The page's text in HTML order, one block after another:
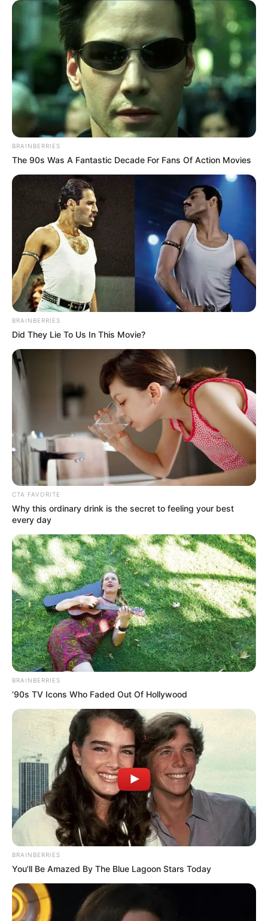
Agamanya adalah Islam.
Berapa tingginya
Tidak diketahui berapa tingginya.
Siapa orang tuanya?
Dia tidak mengungkapkan nama ayah dan ibunya.
Apakah iasudah menikah?
Dia belum menikah. Tidak ada informasi apakah dia sedang
menjalin hubungan atau tidak.
Siapa mantan pacarnya?
Tidak diketahui siapa mantan pacarnya.
Berapa Kekayaannya?
Tidak diketahui pasti berapa kekayaan bersihnya.
Apa kewarganegaraannya?
Kewarganegaraannya adalah Indonesia.
TAGS IKRAM RIZAL SELEBGRAM SELEBRITI INDONESIA TIKTOKER
BRAINBERRIES
The 90s Was A Fantastic Decade For Fans Of Action Movies
BRAINBERRIES
Did They Lie To Us In This Movie?
CTA FAVORITE
Why this ordinary drink is the secret to feeling your best
every day
BRAINBERRIES
’90s TV Icons Who Faded Out Of Hollywood
BRAINBERRIES
You'll Be Amazed By The Blue Lagoon Stars Today